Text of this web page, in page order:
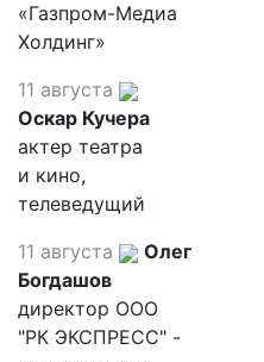
«Газпром-Медиа
Холдинг»
11 августа
Оскар Кучера
актер театра
и кино,
телеведущий
11 августа
Олег
Богдашов
директор ООО
"РК ЭКСПРЕСС" -